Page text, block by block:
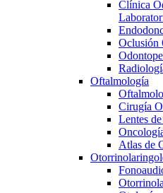
Clínica
Oclusión
Oftalmología
Cirugía
Lentes
Atlas de